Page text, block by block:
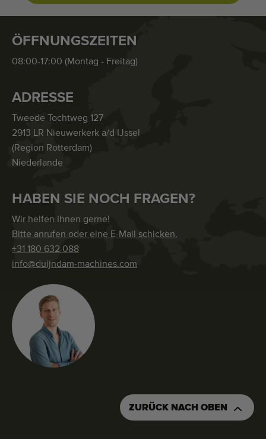
ÖFFNUNGSZEITEN
08:00-17:00 (Montag - Freitag)
ADRESSE
Tweede Tochtweg 127
2913 LR Nieuwerkerk a/d IJssel
(Region Rotterdam)
Niederlande
HABEN SIE NOCH FRAGEN?
Wir helfen Ihnen gerne!
Bitte anrufen oder eine E-Mail schicken.
+31 180 632 088
info@duijndam-machines.com
ZURÜCK NACH OBEN